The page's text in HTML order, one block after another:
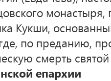
монастыря,
Кукши,
по преданию,
смерть
епархии